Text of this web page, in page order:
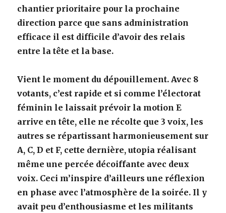
chantier prioritaire pour la prochaine
direction parce que sans administration
efficace il est difficile d’avoir des relais
entre la tête et la base.
Vient le moment du dépouillement. Avec 8
votants, c’est rapide et si comme l’électorat
féminin le laissait prévoir la motion E
arrive en tête, elle ne récolte que 3 voix, les
autres se répartissant harmonieusement sur
A, C, D et F, cette dernière, utopia réalisant
même une percée décoiffante avec deux
voix. Ceci m’inspire d’ailleurs une réflexion
en phase avec l’atmosphère de la soirée. Il y
avait peu d’enthousiasme et les militants